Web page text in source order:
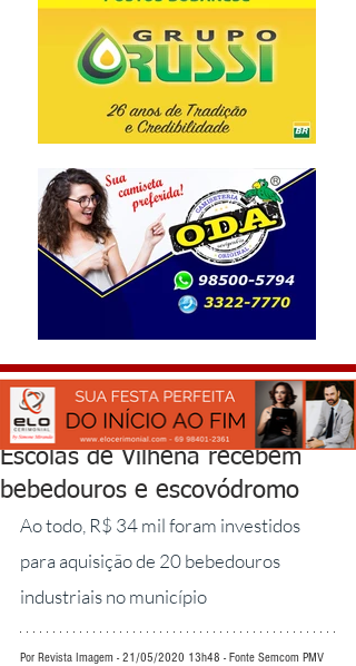
Escolas de Vilhena recebem
bebedouros e escovódromo
Ao todo, R$ 34 mil foram investidos
para aquisição de 20 bebedouros
industriais no município
Por Revista Imagem - 21/05/2020 13h48 - Fonte Semcom PMV